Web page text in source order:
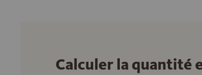
Calculer la quantité